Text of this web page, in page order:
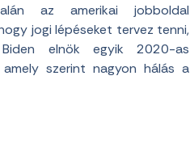
az amerikai jobboldal
jogi lépéseket tervez tenni,
elnök egyik 2020-as
szerint nagyon hálás a